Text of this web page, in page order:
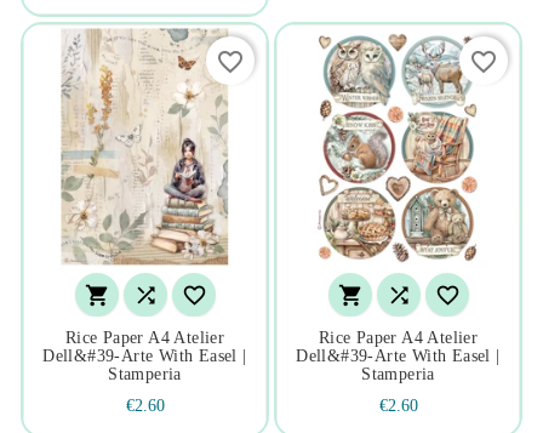
  
Rice Paper A4 Atelier
Dell&#39-Arte With Easel |
Stamperia
€2.60
favorite_border
  
Rice Paper A4 Atelier
Dell&#39-Arte With Easel |
Stamperia
€2.60
favorite_border